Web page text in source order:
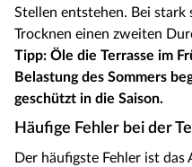
Stellen entstehen. Bei stark
Trocknen einen zweiten
Tipp: Öle die Terrasse im
Belastung des Sommers
geschützt in die Saison.
Häufige Fehler bei der
Der häufigste Fehler ist